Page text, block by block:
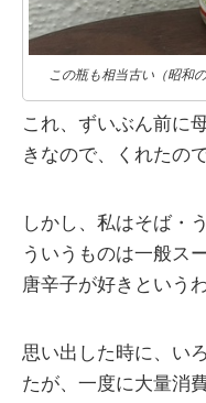
この瓶も相当古い（昭和
これ、ずいぶん前に
きなので、くれたの
しかし、私はそば・
ういうものは一般ス
唐辛子が好きという
思い出した時に、い
たが、一度に大量消